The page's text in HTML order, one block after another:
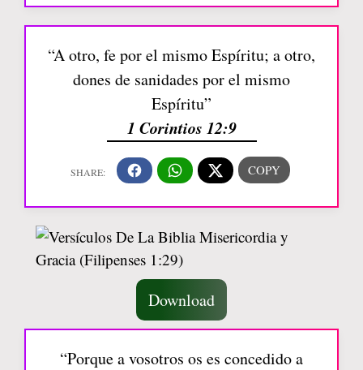
“A otro, fe por el mismo Espíritu; a otro,
dones de sanidades por el mismo
Espíritu”
1 Corintios 12:9
Download
“Porque a vosotros os es concedido a